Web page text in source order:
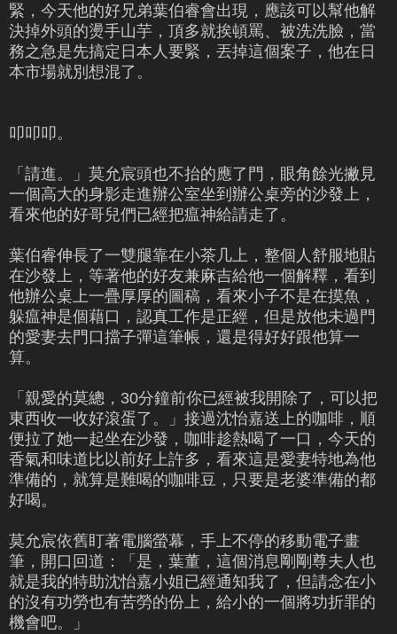
緊，今天他的好兄弟葉伯睿會出現，應該可以幫他解
決掉外頭的燙手山芋，頂多就挨頓罵、被洗洗臉，當
務之急是先搞定日本人要緊，丟掉這個案子，他在日
本市場就別想混了。
叩叩叩。
「請進。」莫允宸頭也不抬的應了門，眼角餘光撇見
一個高大的身影走進辦公室坐到辦公桌旁的沙發上，
看來他的好哥兒們已經把瘟神給請走了。
葉伯睿伸長了一雙腿靠在小茶几上，整個人舒服地貼
在沙發上，等著他的好友兼麻吉給他一個解釋，看到
他辦公桌上一疊厚厚的圖稿，看來小子不是在摸魚，
躲瘟神是個藉口，認真工作是正經，但是放他未過門
的愛妻去門口擋子彈這筆帳，還是得好好跟他算一
算。
「親愛的莫總，30分鐘前你已經被我開除了，可以把
東西收一收好滾蛋了。」接過沈怡嘉送上的咖啡，順
便拉了她一起坐在沙發，咖啡趁熱喝了一口，今天的
香氣和味道比以前好上許多，看來這是愛妻特地為他
準備的，就算是難喝的咖啡豆，只要是老婆準備的都
好喝。
莫允宸依舊盯著電腦螢幕，手上不停的移動電子畫
筆，開口回道：「是，葉董，這個消息剛剛尊夫人也
就是我的特助沈怡嘉小姐已經通知我了，但請念在小
的沒有功勞也有苦勞的份上，給小的一個將功折罪的
機會吧。」